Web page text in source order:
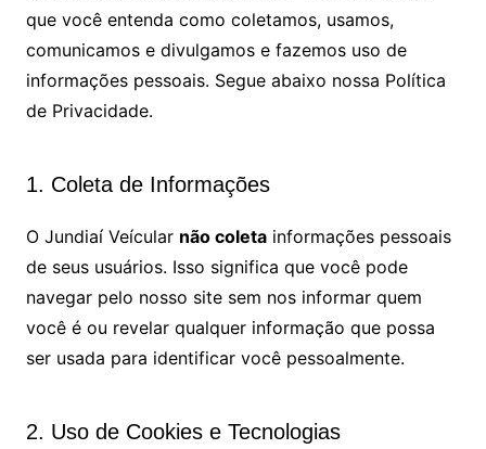
que você entenda como coletamos, usamos,
comunicamos e divulgamos e fazemos uso de
informações pessoais. Segue abaixo nossa Política
de Privacidade.
1. Coleta de Informações
O Jundiaí Veícular não coletainformações pessoais
de seus usuários. Isso significa que você pode
navegar pelo nosso site sem nos informar quem
você é ou revelar qualquer informação que possa
ser usada para identificar você pessoalmente.
2. Uso de Cookies e Tecnologias